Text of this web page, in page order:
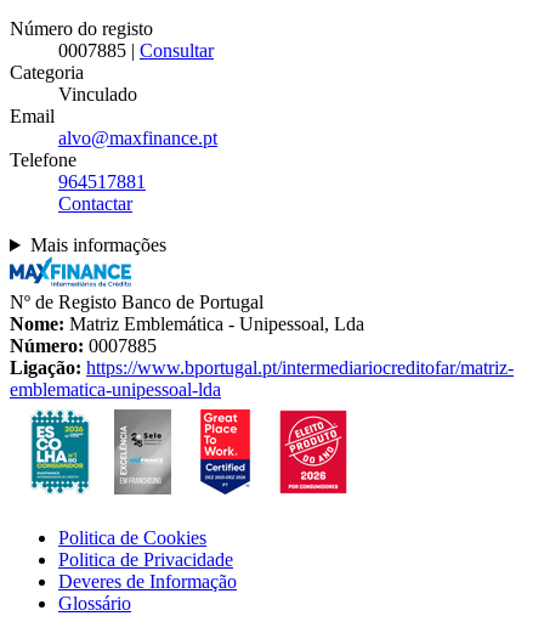
Número do registo
0007885 | Consultar
Categoria
Vinculado
Email
alvo@maxfinance.pt
Telefone
964517881
Contactar
Mais informações
Nº de Registo Banco de Portugal
Nome: Matriz Emblemática - Unipessoal, Lda
Número: 0007885
Ligação: https://www.bportugal.pt/intermediariocreditofar/matriz-
emblematica-unipessoal-lda
Politica de Cookies
Politica de Privacidade
Deveres de Informação
Glossário